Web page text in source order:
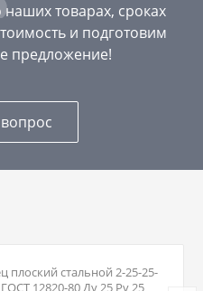
товарах, сроках
и подготовим
предложение!
плоский стальной 2-25-25-